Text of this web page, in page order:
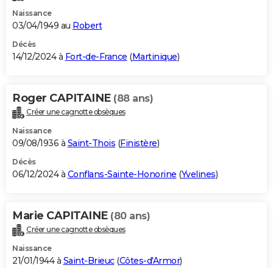
Naissance
03/04/1949 au Robert
Décès
14/12/2024 à Fort-de-France (Martinique)
Roger CAPITAINE (88 ans)
Créer une cagnotte obsèques
Naissance
09/08/1936 à Saint-Thois (Finistère)
Décès
06/12/2024 à Conflans-Sainte-Honorine (Yvelines)
Marie CAPITAINE (80 ans)
Créer une cagnotte obsèques
Naissance
21/01/1944 à Saint-Brieuc(Côtes-d'Armor)